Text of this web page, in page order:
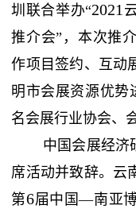
圳联合举办“2021
推介会”，本次推
作项目签约、互动
明市会展资源优势
名会展行业协会、
中国会展经济
席活动并致辞。云
第6届中国—南亚